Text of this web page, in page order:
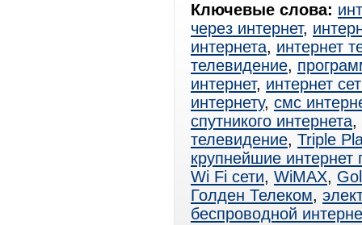
Ключевые слова:
через интернет,
интернета, интернет
телевидение,
интернет, интернет
интернету, смс
спутникого интернета,
телевидение, Triple
крупнейшие интернет
Wi Fi сети, WiMAX,
Голден Телеком,
беспроводной